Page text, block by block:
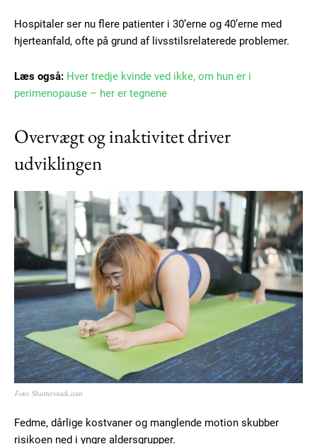
Subscription Plans
Free limited access
Gratis / forever
Etiam est nibh, lobortis sit
Ut mollis pellentesque tortor
Nullam eu erat condimentum
Hospitaler ser nu flere patienter i 30’erne og 40’erne med
hjerteanfald, ofte på grund af livsstilsrelaterede problemer.
Læs også: Hver tredje kvinde ved ikke, om hun er i
perimenopause – her er tegnene
Overvægt og inaktivitet driver
udviklingen
Foto: Shutterstock.com
Fedme, dårlige kostvaner og manglende motion skubber
risikoen ned i yngre aldersgrupper.